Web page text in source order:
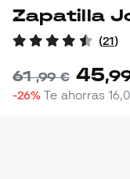
Zapatilla
(21)
61,99 € 45,
-26% Te ahorras